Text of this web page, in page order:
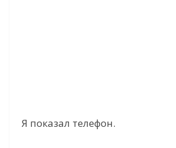
Я показал телефон.